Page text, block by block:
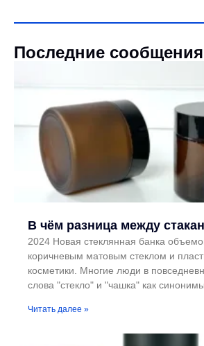
Последние сообщения
В чём разница между
2024 Новая стеклянная банка
коричневым матовым стеклом и
косметики. Многие люди в
слова "стекло" и "чашка" как синонимы.
Читать далее »